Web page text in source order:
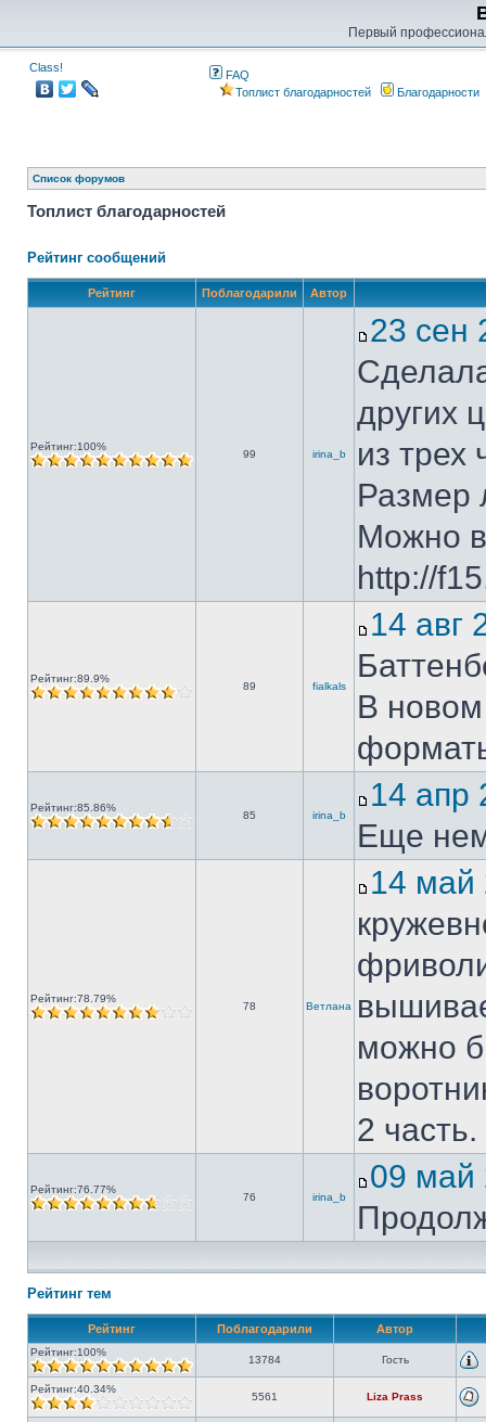
Первый
Class!
FAQ
Топлист благодарностей
Благодарности
Список форумов
Топлист благодарностей
Рейтинг сообщений
Рейтинг Поблагодарили Автор
Рейтинг:100%
99 irina_b
23
других
из трех
Размер
Можно
http://
Рейтинг:89.9%
89 fialkals
14
В
Рейтинг:85.86%
85 irina_b
14
Еще
Рейтинг:78.79%
78 Ветлана
14
можно
2
Рейтинг:76.77%
76 irina_b
09
Рейтинг тем
Рейтинг Поблагодарили Автор
Рейтинг:100%
13784 Гость
Рейтинг:40.34%
5561 Liza Prass